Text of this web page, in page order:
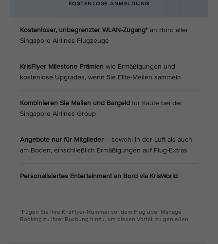
KOSTENLOSE ANMELDUNG
Kostenloser, unbegrenzter WLAN-Zugang* an Bord aller
Singapore Airlines Flugzeuge
KrisFlyer Milestone Prämien wie Ermäßigungen und
kostenlose Upgrades, wenn Sie Elite-Meilen sammeln
Kombinieren Sie Meilen und Bargeld für Käufe bei der
Singapore Airlines Group
Angebote nur für Mitglieder – sowohl in der Luft als auch
am Boden, einschließlich Ermäßigungen auf Flug-Extras
Personalisiertes Entertainment an Bord via KrisWorld
*Fügen Sie Ihre KrisFlyer-Nummer vor dem Flug über Manage
Booking zu Ihrer Buchung hinzu, um diesen Vorteil zu genießen.